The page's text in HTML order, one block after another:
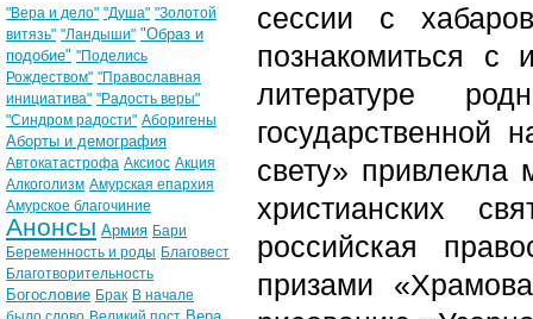
сессии с
познакомиться с
литературе
государственной
свету» привлекла
христианских
российская
призами
"Вера и дело" "Душа" "Золотой
витязь" "Ландыши" "Образ и
подобие" "Поделись
Рождеством" "Православная
инициатива" "Радость веры"
"Синдром радости" Аборигены
Аборты и демография
Автокатастрофа Аксиос Акция
Алкоголизм Амурская епархия
Амурское благочиние
Анонсы Армия Бари
Беременность и роды Благовест
Благотворительность
Богословие Брак В начале